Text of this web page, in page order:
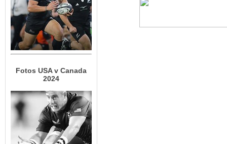
Fotos USA v Canada
2024